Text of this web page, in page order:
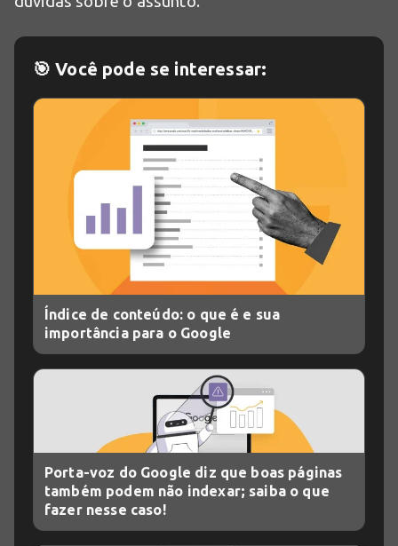
🎯 Você pode se interessar:
Índice de conteúdo: o que é e sua
importância para o Google
Porta-voz do Google diz que boas páginas
também podem não indexar; saiba o que
fazer nesse caso!